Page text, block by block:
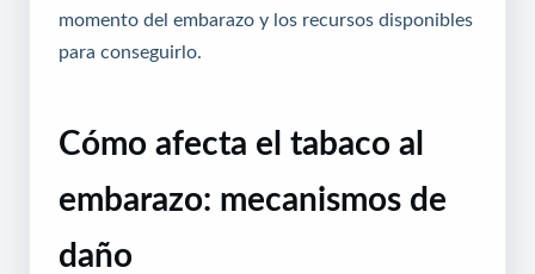
momento del embarazo y los recursos disponibles
para conseguirlo.
Cómo afecta el tabaco al
embarazo: mecanismos de
daño